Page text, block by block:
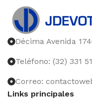
Décima Avenida
Teléfono: (32) 331
Correo:
Links principales